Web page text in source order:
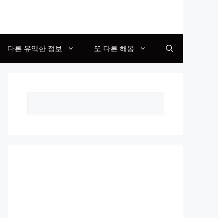
다른 유익한 정보 또 다른 해몽